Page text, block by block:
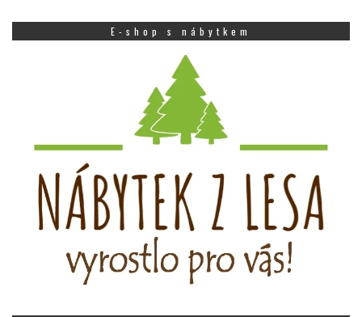
E-shop s nábytkem